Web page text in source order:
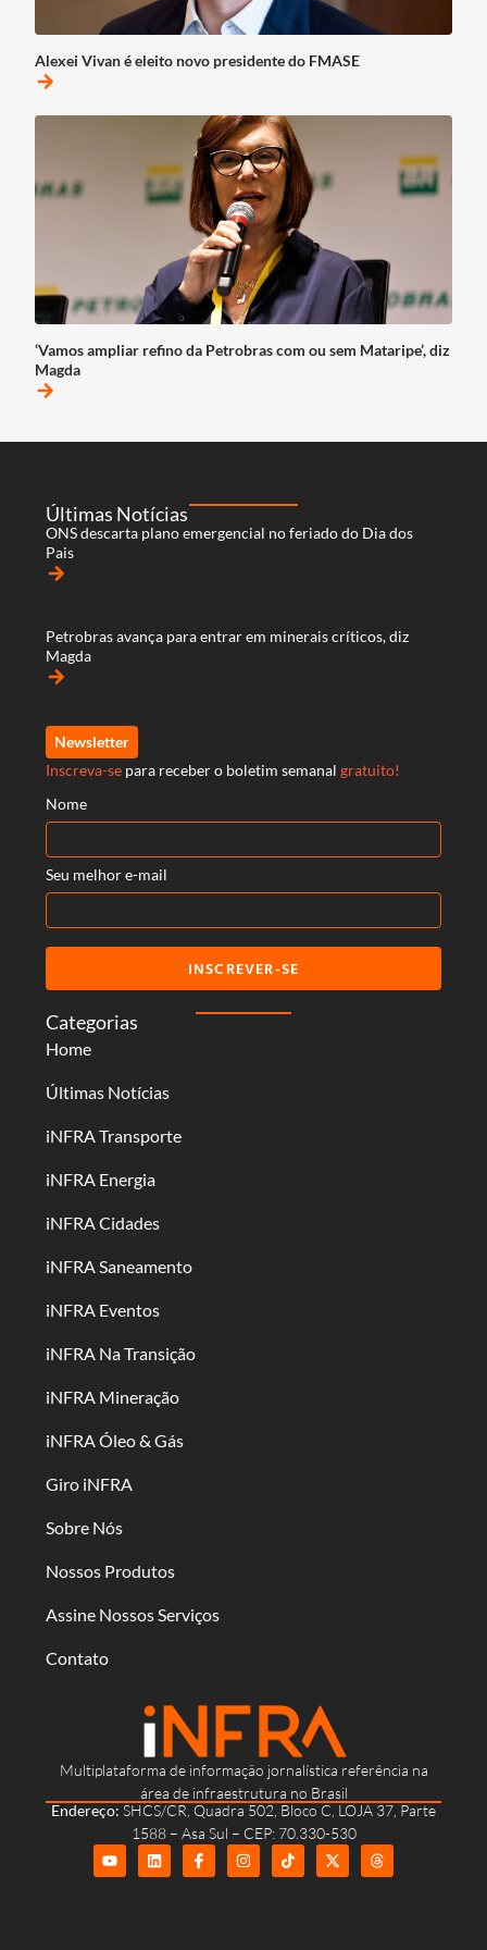
Alexei Vivan é eleito novo presidente do FMASE
arrow_forward
‘Vamos ampliar refino da Petrobras com ou sem Mataripe’, diz
Magda
arrow_forward
Multiplataforma de informação jornalística referência na
área de infraestrutura no Brasil
Endereço: SHCS/CR, Quadra 502, Bloco C, LOJA 37, Parte
1588 – Asa Sul – CEP: 70.330-530
Categorias
Home
Últimas Notícias
iNFRA Transporte
iNFRA Energia
iNFRA Cidades
iNFRA Saneamento
iNFRA Eventos
iNFRA Na Transição
iNFRA Mineração
iNFRA Óleo & Gás
Giro iNFRA
Sobre Nós
Nossos Produtos
Assine Nossos Serviços
Contato
Últimas Notícias
ONS descarta plano emergencial no feriado do Dia dos
Pais
arrow_forward
Petrobras avança para entrar em minerais críticos, diz
Magda
arrow_forward
Newsletter
Inscreva-se para receber o boletim semanal gratuito!
Nome
Seu melhor e-mail
INSCREVER-SE